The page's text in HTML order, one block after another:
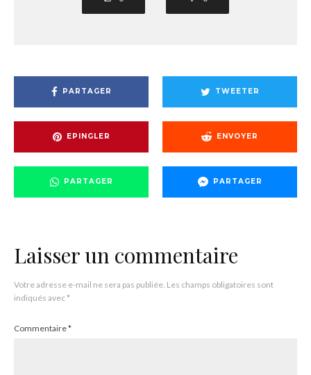
PARTAGER TWEETER
EPINGLER ENVOYER
PARTAGER PARTAGER
Laisser un commentaire
Votre adresse e-mail ne sera pas publiée. Les champs obligatoires sont
indiqués avec*
Commentaire*